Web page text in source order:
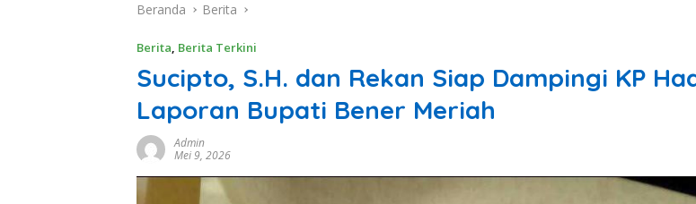
Beranda Berita
Berita, Berita Terkini
Sucipto, S.H. dan Rekan Siap Dampingi KP
Laporan Bupati Bener Meriah
Admin
Mei 9, 2026